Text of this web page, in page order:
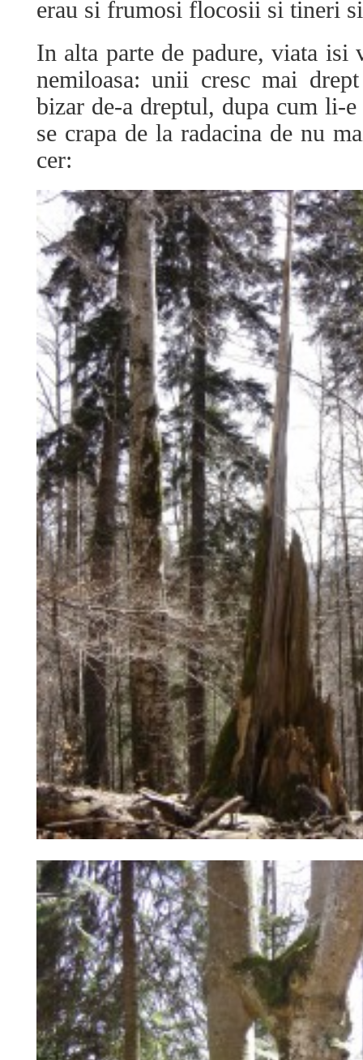
erau si frumosi flocosii si tineri
In alta parte de padure, viata isi
nemiloasa: unii cresc mai
bizar de-a dreptul, dupa cum li-
se crapa de la radacina de nu
cer: